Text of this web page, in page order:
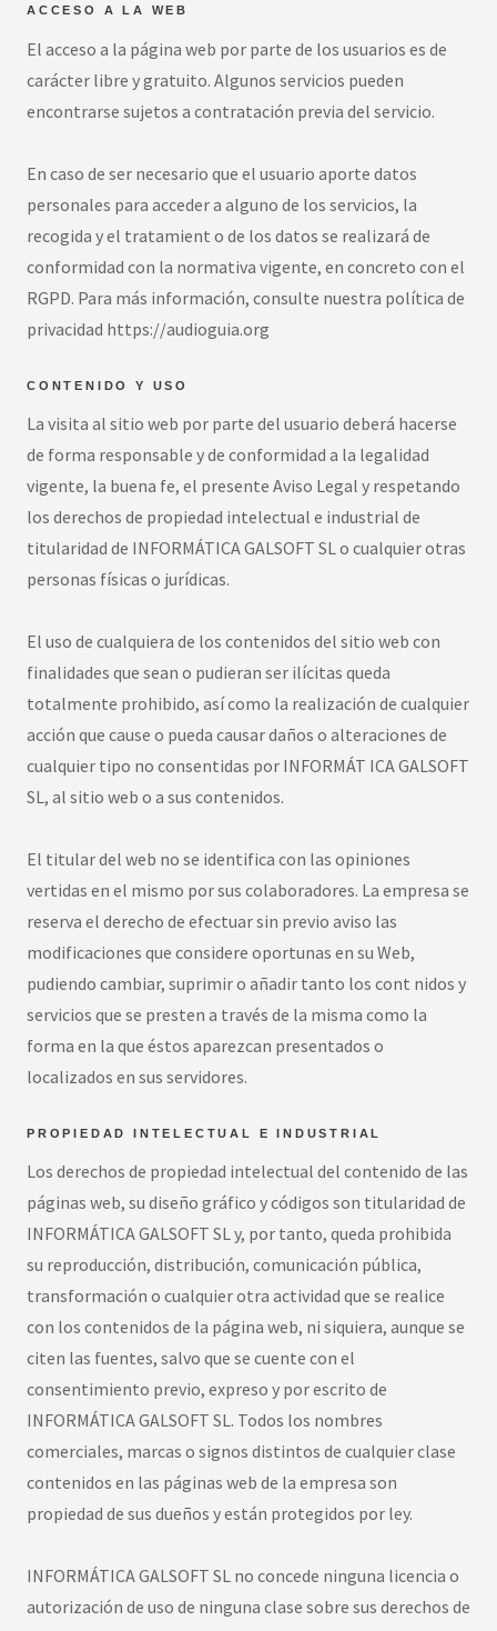
ACCESO A LA WEB
El acceso a la página web por parte de los usuarios es de
carácter libre y gratuito. Algunos servicios pueden
encontrarse sujetos a contratación previa del servicio.
En caso de ser necesario que el usuario aporte datos
personales para acceder a alguno de los servicios, la
recogida y el tratamient o de los datos se realizará de
conformidad con la normativa vigente, en concreto con el
RGPD. Para más información, consulte nuestra política de
privacidad https://audioguia.org
CONTENIDO Y USO
La visita al sitio web por parte del usuario deberá hacerse
de forma responsable y de conformidad a la legalidad
vigente, la buena fe, el presente Aviso Legal y respetando
los derechos de propiedad intelectual e industrial de
titularidad de INFORMÁTICA GALSOFT SL o cualquier otras
personas físicas o jurídicas.
El uso de cualquiera de los contenidos del sitio web con
finalidades que sean o pudieran ser ilícitas queda
totalmente prohibido, así como la realización de cualquier
acción que cause o pueda causar daños o alteraciones de
cualquier tipo no consentidas por INFORMÁT ICA GALSOFT
SL, al sitio web o a sus contenidos.
El titular del web no se identifica con las opiniones
vertidas en el mismo por sus colaboradores. La empresa se
reserva el derecho de efectuar sin previo aviso las
modificaciones que considere oportunas en su Web,
pudiendo cambiar, suprimir o añadir tanto los cont nidos y
servicios que se presten a través de la misma como la
forma en la que éstos aparezcan presentados o
localizados en sus servidores.
PROPIEDAD INTELECTUAL E INDUSTRIAL
Los derechos de propiedad intelectual del contenido de las
páginas web, su diseño gráfico y códigos son titularidad de
INFORMÁTICA GALSOFT SL y, por tanto, queda prohibida
su reproducción, distribución, comunicación pública,
transformación o cualquier otra actividad que se realice
con los contenidos de la página web, ni siquiera, aunque se
citen las fuentes, salvo que se cuente con el
consentimiento previo, expreso y por escrito de
INFORMÁTICA GALSOFT SL. Todos los nombres
comerciales, marcas o signos distintos de cualquier clase
contenidos en las páginas web de la empresa son
propiedad de sus dueños y están protegidos por ley.
INFORMÁTICA GALSOFT SL no concede ninguna licencia o
autorización de uso de ninguna clase sobre sus derechos de